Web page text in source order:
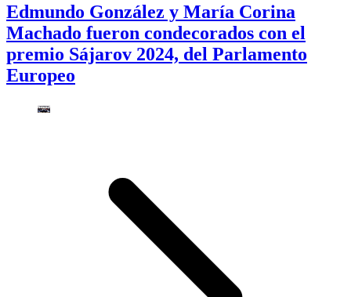
Edmundo González y María Corina
Machado fueron condecorados con el
premio Sájarov 2024, del Parlamento
Europeo